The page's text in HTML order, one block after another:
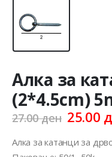
Алка за
(2*4.5cm)
27.00ден
was:
25.00
Алка за катанци за